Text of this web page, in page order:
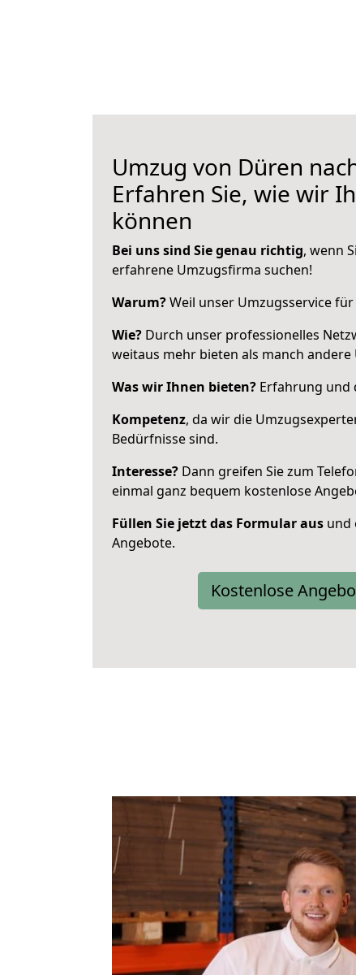
Umzug von Düren
Erfahren Sie, wie wir
können
Bei uns sind Sie genau richtig, wenn
erfahrene Umzugsfirma suchen!
Warum?Weil unser Umzugsservice
Wie? Durch unser professionelles
weitaus mehr bieten als manch
Was wir Ihnen bieten? Erfahrung und
Kompetenz, da wir die
Bedürfnisse sind.
Interesse? Dann greifen Sie zum
einmal ganz bequem kostenlose
Füllen Sie jetzt das Formular aus und
Angebote.
Kostenlose